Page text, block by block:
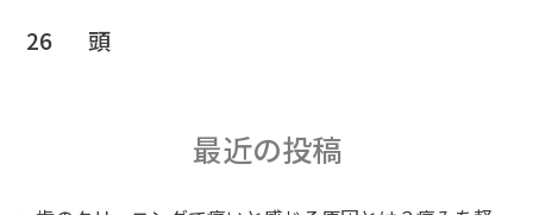
26
頭
最近の投稿